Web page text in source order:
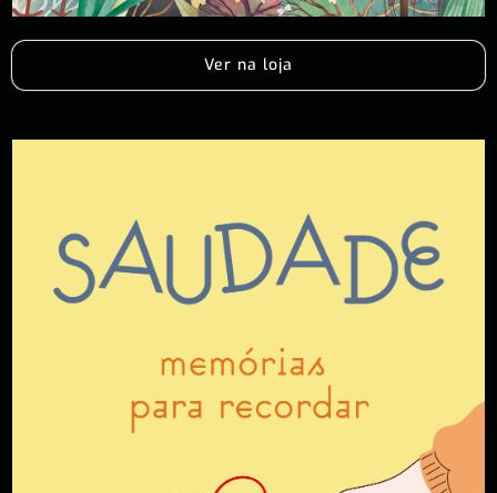
Ver na loja